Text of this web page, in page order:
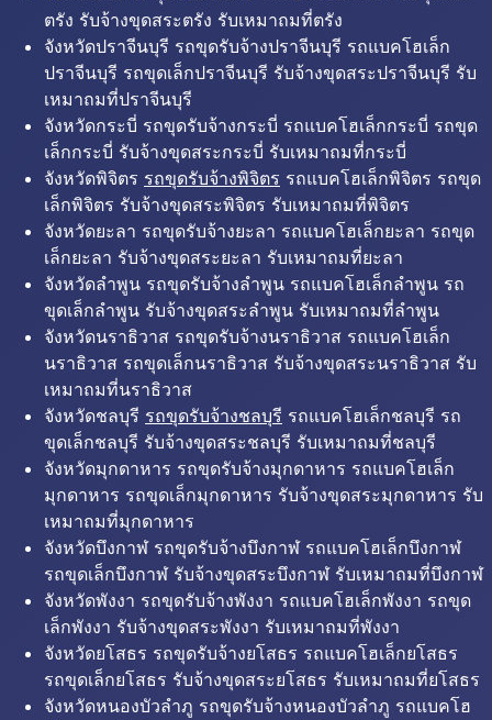
ตรัง รับจ้างขุดสระตรัง รับเหมาถมที่ตรัง
จังหวัดปราจีนบุรี รถขุดรับจ้างปราจีนบุรี รถแบคโฮเล็ก
ปราจีนบุรี รถขุดเล็กปราจีนบุรี รับจ้างขุดสระปราจีนบุรี รับ
เหมาถมที่ปราจีนบุรี
จังหวัดกระบี่ รถขุดรับจ้างกระบี่ รถแบคโฮเล็กกระบี่ รถขุด
เล็กกระบี่ รับจ้างขุดสระกระบี่ รับเหมาถมที่กระบี่
จังหวัดพิจิตร รถขุดรับจ้างพิจิตร รถแบคโฮเล็กพิจิตร รถขุด
เล็กพิจิตร รับจ้างขุดสระพิจิตร รับเหมาถมที่พิจิตร
จังหวัดยะลา รถขุดรับจ้างยะลา รถแบคโฮเล็กยะลา รถขุด
เล็กยะลา รับจ้างขุดสระยะลา รับเหมาถมที่ยะลา
จังหวัดลำพูน รถขุดรับจ้างลำพูน รถแบคโฮเล็กลำพูน รถ
ขุดเล็กลำพูน รับจ้างขุดสระลำพูน รับเหมาถมที่ลำพูน
จังหวัดนราธิวาส รถขุดรับจ้างนราธิวาส รถแบคโฮเล็ก
นราธิวาส รถขุดเล็กนราธิวาส รับจ้างขุดสระนราธิวาส รับ
เหมาถมที่นราธิวาส
จังหวัดชลบุรี รถขุดรับจ้างชลบุรี รถแบคโฮเล็กชลบุรี รถ
ขุดเล็กชลบุรี รับจ้างขุดสระชลบุรี รับเหมาถมที่ชลบุรี
จังหวัดมุกดาหาร รถขุดรับจ้างมุกดาหาร รถแบคโฮเล็ก
มุกดาหาร รถขุดเล็กมุกดาหาร รับจ้างขุดสระมุกดาหาร รับ
เหมาถมที่มุกดาหาร
จังหวัดบึงกาฬ รถขุดรับจ้างบึงกาฬ รถแบคโฮเล็กบึงกาฬ
รถขุดเล็กบึงกาฬ รับจ้างขุดสระบึงกาฬ รับเหมาถมที่บึงกาฬ
จังหวัดพังงา รถขุดรับจ้างพังงา รถแบคโฮเล็กพังงา รถขุด
เล็กพังงา รับจ้างขุดสระพังงา รับเหมาถมที่พังงา
จังหวัดยโสธร รถขุดรับจ้างยโสธร รถแบคโฮเล็กยโสธร
รถขุดเล็กยโสธร รับจ้างขุดสระยโสธร รับเหมาถมที่ยโสธร
จังหวัดหนองบัวลำภู รถขุดรับจ้างหนองบัวลำภู รถแบคโฮ